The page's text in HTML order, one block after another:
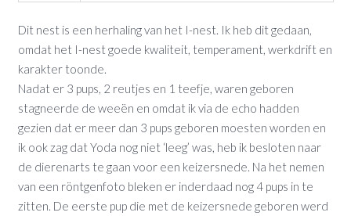
Dit nest is een herhaling van het I-nest. Ik heb dit gedaan,
omdat het I-nest goede kwaliteit, temperament, werkdrift en
karakter toonde.
Nadat er 3 pups, 2 reutjes en 1 teefje, waren geboren
stagneerde de weeën en omdat ik via de echo hadden
gezien dat er meer dan 3 pups geboren moesten worden en
ik ook zag dat Yoda nog niet ‘leeg’ was, heb ik besloten naar
de dierenarts te gaan voor een keizersnede. Na het nemen
van een röntgenfoto bleken er inderdaad nog 4 pups in te
zitten. De eerste pup die met de keizersnede geboren werd